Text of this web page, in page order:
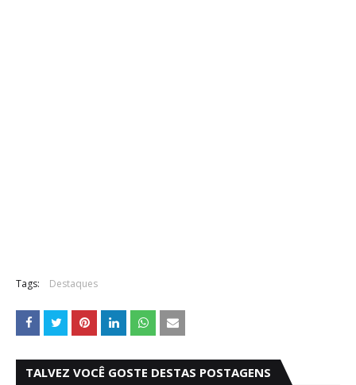
Tags: Destaques
TALVEZ VOCÊ GOSTE DESTAS POSTAGENS